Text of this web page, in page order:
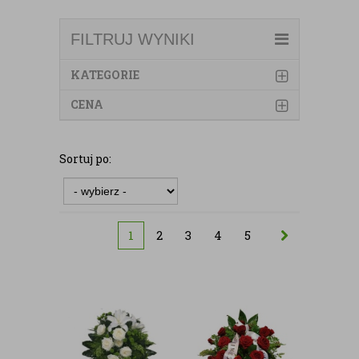
FILTRUJ WYNIKI
KATEGORIE
CENA
Sortuj po:
1 2 3 4 5